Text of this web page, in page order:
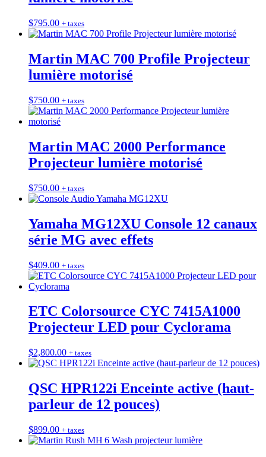
$795.00 + taxes
Martin MAC 700 Profile Projecteur
lumière motorisé
$750.00 + taxes
Martin MAC 2000 Performance
Projecteur lumière motorisé
$750.00 + taxes
Yamaha MG12XU Console 12 canaux
série MG avec effets
$409.00 + taxes
ETC Colorsource CYC 7415A1000
Projecteur LED pour Cyclorama
$2,800.00 + taxes
QSC HPR122i Enceinte active (haut-
parleur de 12 pouces)
$899.00 + taxes